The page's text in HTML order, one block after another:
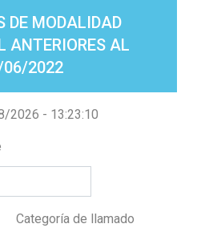
DE MODALIDAD
ANTERIORES AL
06/2022
2026 - 13:23:11
Categoría de llamado